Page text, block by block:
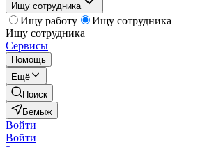
Ищу сотрудника
Ищу работу
Ищу сотрудника
Ищу сотрудника
Сервисы
Помощь
Ещё
Поиск
Бемыж
Войти
Войти